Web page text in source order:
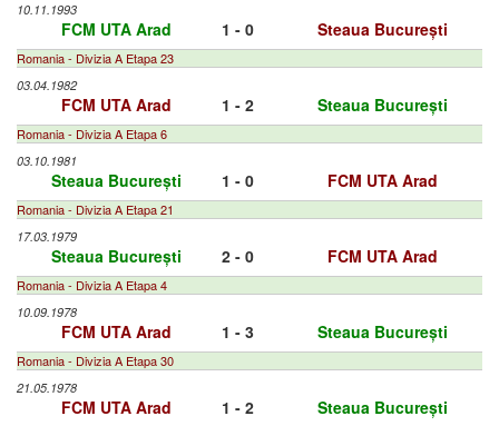
10.11.1993
FCM UTA Arad 1 - 0 Steaua București
Romania - Divizia A Etapa 23
03.04.1982
FCM UTA Arad 1 - 2 Steaua București
Romania - Divizia A Etapa 6
03.10.1981
Steaua București 1 - 0 FCM UTA Arad
Romania - Divizia A Etapa 21
17.03.1979
Steaua București 2 - 0 FCM UTA Arad
Romania - Divizia A Etapa 4
10.09.1978
FCM UTA Arad 1 - 3 Steaua București
Romania - Divizia A Etapa 30
21.05.1978
FCM UTA Arad 1 - 2 Steaua București